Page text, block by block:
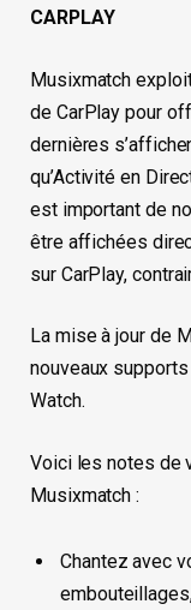
CARPLAY
Musixmatch
de CarPlay pour
dernières
qu’Activité en
est important de
être affichées
sur CarPlay,
La mise à jour de
nouveaux
Watch.
Voici les notes de
Musixmatch :
Chantez avec